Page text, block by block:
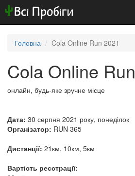
Головна Cola Online Run 2021
Cola Online Run
онлайн, будь-яке зручне місце
Дата: 30 серпня 2021 року, понеділок
Організатор: RUN 365
Дистанції: 21км, 10км, 5км
Вартість реєстрації: